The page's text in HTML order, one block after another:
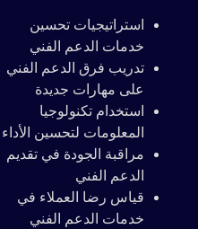
استراتيجيات تحسين
خدمات الدعم الفني
تدريب فرق الدعم الفني
على مهارات جديدة
استخدام تكنولوجيا
المعلومات لتحسين الأداء
مراقبة الجودة في تقديم
الدعم الفني
قياس رضا العملاء في
خدمات الدعم الفني